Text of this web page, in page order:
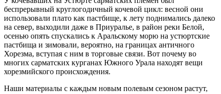
беспрерывный круглогодичный кочевой цикл: весной они
использовали плато как пастбище, к лету поднимались далеко
на север, выходили даже в Приуралье, в район реки Белой,
осенью опять спускались к Аральскому морю на устюртские
пастбища и зимовали, вероятно, на границах античного
Хорезма, вступая с ним в торговые связи. Вот почему во
многих сарматских курганах Южного Урала находят вещи
хорезмийского происхождения.
Наши материалы с каждым новым полевым сезоном растут,